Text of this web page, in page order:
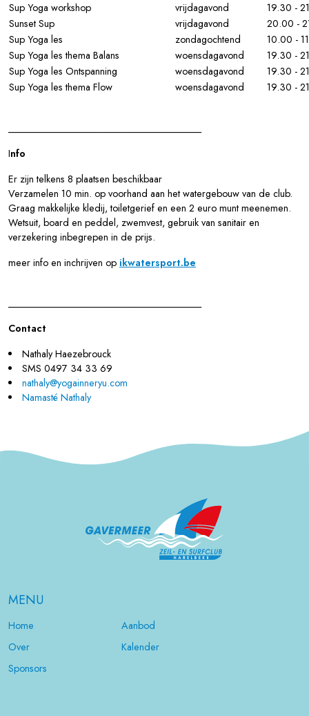
Sup Yoga workshop
vrijdagavond
19.30 -
Sunset Sup
vrijdagavond
20.00 -
Sup Yoga les
zondagochtend
10.00 -
Sup Yoga les thema Balans
woensdagavond
19.30 -
Sup Yoga les Ontspanning
woensdagavond
19.30 -
Sup Yoga les thema Flow
woensdagavond 19.30 -
Info
Er zijn telkens 8 plaatsen beschikbaar
Verzamelen 10 min. op voorhand aan het watergebouw van de club.
Graag makkelijke kledij, toiletgerief en een 2 euro munt meenemen.
Wetsuit, board en peddel, zwemvest, gebruik van sanitair en
verzekering inbegrepen in de prijs.
meer info en inchrijven op ikwatersport.be
Contact
Nathaly Haezebrouck
SMS 0497 34 33 69
nathaly@yogainneryu.com
Namasté Nathaly
MENU
Home
Aanbod
Over
Kalender
Sponsors